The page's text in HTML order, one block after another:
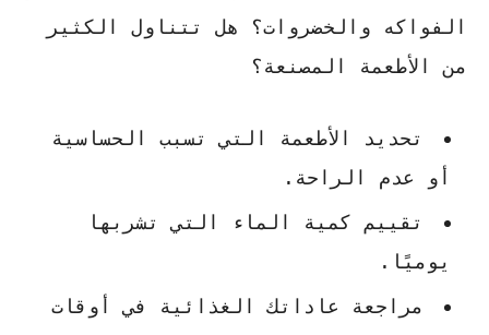
الفواكه والخضروات؟ هل تتناول الكثير
من الأطعمة المصنعة؟
تحديد الأطعمة التي تسبب الحساسية
أو عدم الراحة.
تقييم كمية الماء التي تشربها
يوميًا.
مراجعة عاداتك الغذائية في أوقات